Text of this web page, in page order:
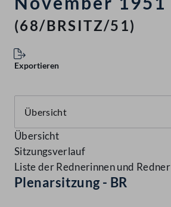
(68/BRSITZ/51)
Exportieren
Übersicht
Sitzungsverlauf
Liste der Rednerinnen und Redner
Plenarsitzung - BR